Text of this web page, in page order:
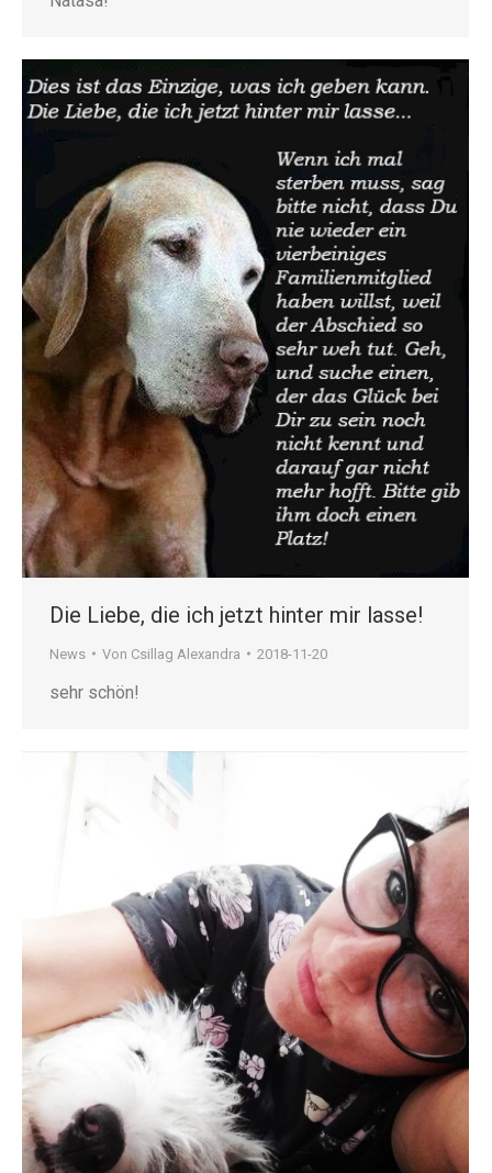
Die Liebe, die ich jetzt hinter mir lasse!
News Von Csillag Alexandra 2018-11-20
sehr schön!